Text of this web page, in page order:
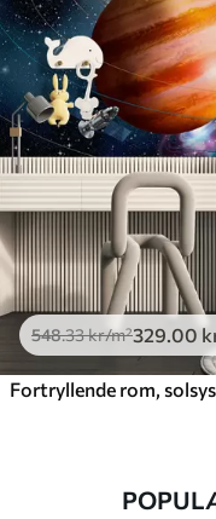
548.33kr/m²329 .00
Fortryllende rom,